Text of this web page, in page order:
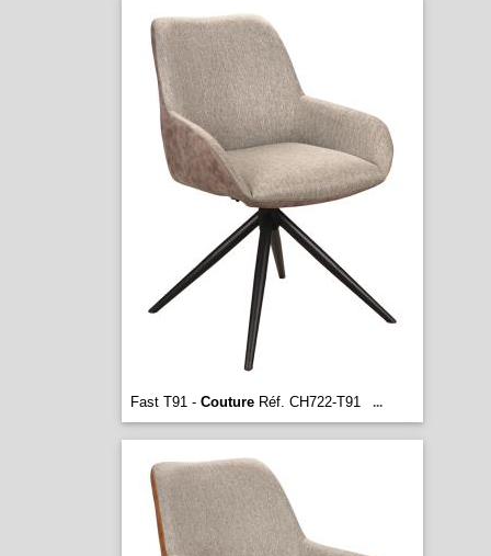
Fast T91 - CoutureRéf. CH722-T91 ...